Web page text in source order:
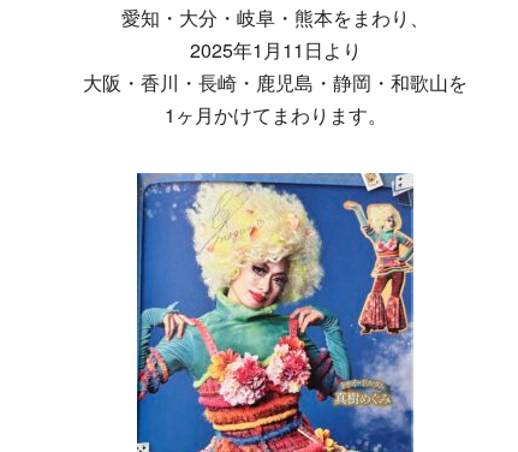
愛知・大分・岐阜・熊本をまわり、
2025年1月11日より
大阪・香川・長崎・鹿児島・静岡・和歌山を
1ヶ月かけてまわります。